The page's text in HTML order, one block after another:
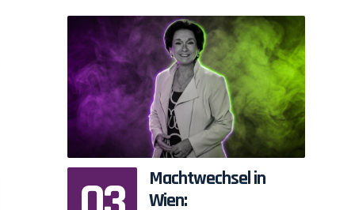
Machtwechsel in
Wien: